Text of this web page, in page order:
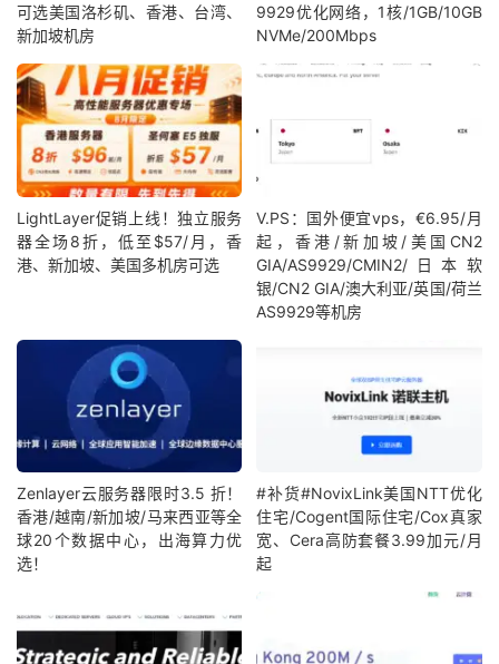
可选美国洛杉矶、香港、台湾、
新加坡机房
9929优化网络，1核/1GB/10GB
NVMe/200Mbps
LightLayer促销上线！独立服务
器全场8折，低至$57/月，香
港、新加坡、美国多机房可选
V.PS：国外便宜vps，€6.95/月
起，香港/新加坡/美国CN2
GIA/AS9929/CMIN2/日本软
银/CN2 GIA/澳大利亚/英国/荷兰
AS9929等机房
Zenlayer云服务器限时3.5 折！
香港/越南/新加坡/马来西亚等全
球20个数据中心，出海算力优
选！
#补货#NovixLink美国NTT优化
住宅/Cogent国际住宅/Cox真家
宽、Cera高防套餐3.99加元/月
起